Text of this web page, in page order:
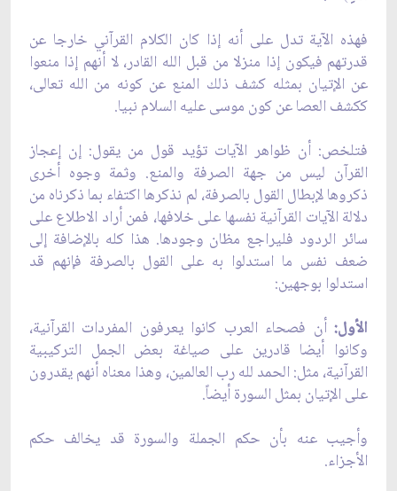
فهذه الآية تدل على أنه إذا كان الكلام القرآني خارجا عن
قدرتهم فيكون إذا منزلا من قبل الله القادر، لا أنهم إذا منعوا
عن الإتيان بمثله كشف ذلك المنع عن كونه من الله تعالى،
ككشف العصا عن كون موسى عليه السلام نبيا.
فتلخص: أن ظواهر الآيات تؤيد قول من يقول: إن إعجاز
القرآن ليس من جهة الصرفة والمنع. وثمة وجوه أخرى
ذكروها لإبطال القول بالصرفة، لم نذكرها اكتفاء بما ذكرناه من
دلالة الآيات القرآنية نفسها على خلافها، فمن أراد الاطلاع على
سائر الردود فليراجع مظان وجودها. هذا كله بالإضافة إلى
ضعف نفس ما استدلوا به على القول بالصرفة فإنهم قد
استدلوا بوجهين:
الأول:أن فصحاء العرب كانوا يعرفون المفردات القرآنية،
وكانوا أيضا قادرين على صياغة بعض الجمل التركيبية
القرآنية، مثل: الحمد لله رب العالمين، وهذا معناه أنهم يقدرون
على الإتيان بمثل السورة أيضاً.
وأجيب عنه بأن حكم الجملة والسورة قد يخالف حكم
الأجزاء.